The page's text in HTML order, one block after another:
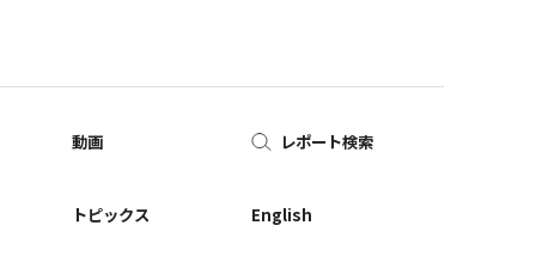
動画
トピックス
レポート検索
English